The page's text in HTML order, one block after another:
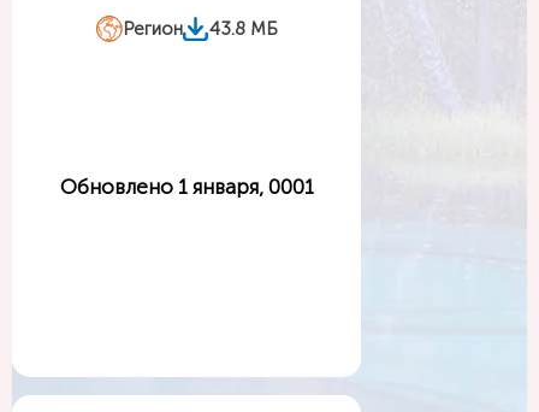
Регион 43.8 МБ
Обновлено 1 января, 0001